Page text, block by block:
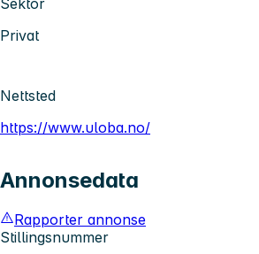
Privat
Nettsted
https://www.uloba.no/
Annonsedata
Rapporter annonse
Stillingsnummer